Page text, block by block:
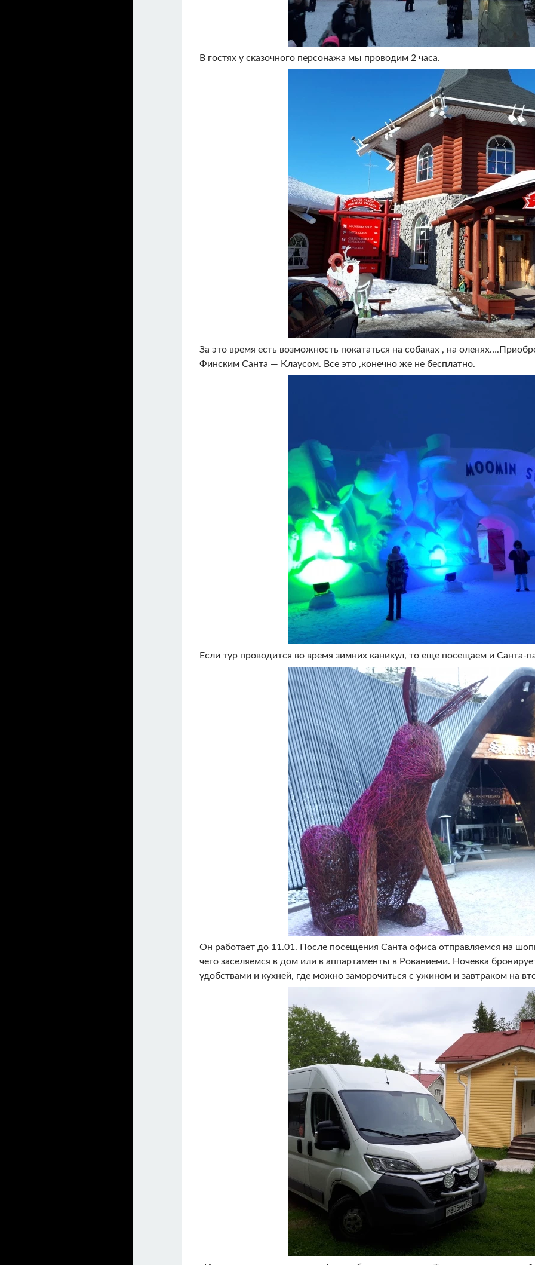
В гостях у сказочного персонажа мы проводим 2 часа.
За это время есть возможность покататься на собаках , на
Финским Санта — Клаусом. Все это ,конечно же не бесплатно.
Если тур проводится во время зимних каникул, то еще посещаем и Санта-
Он работает до 11.01. После посещения Санта офиса отправляемся на
чего заселяемся в дом или в аппартаменты в Рованиеми. Ночевка
удобствами и кухней, где можно заморочиться с ужином и завтраком на